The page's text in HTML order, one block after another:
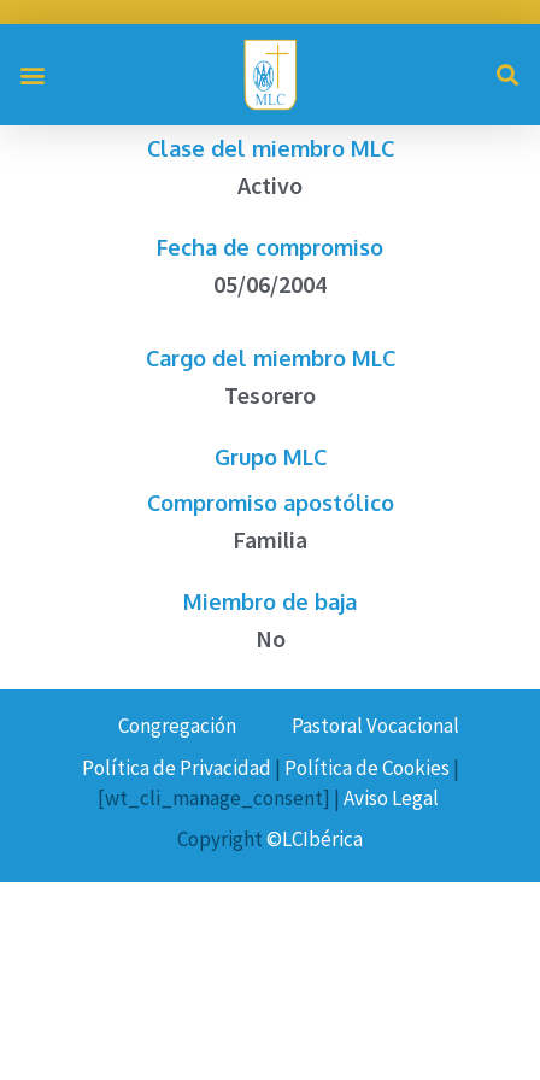
Clase del miembro MLC
Activo
Fecha de compromiso
05/06/2004
Cargo del miembro MLC
Tesorero
Grupo MLC
Compromiso apostólico
Familia
Miembro de baja
No
Congregación
Pastoral Vocacional
Política de Privacidad | Política de Cookies |
[wt_cli_manage_consent] | Aviso Legal
Copyright©LCIbérica